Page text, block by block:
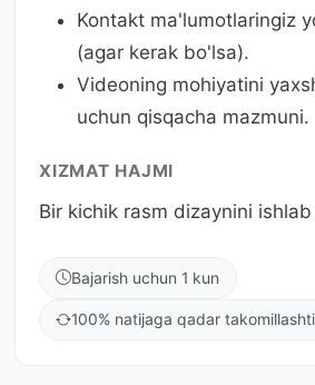
Kontakt ma'lumotlaringiz
(agar kerak bo'lsa).
Videoning mohiyatini
uchun qisqacha mazmuni.
XIZMAT HAJMI
Bir kichik rasm dizaynini
Bajarish uchun 1 kun
100% natijaga qadar